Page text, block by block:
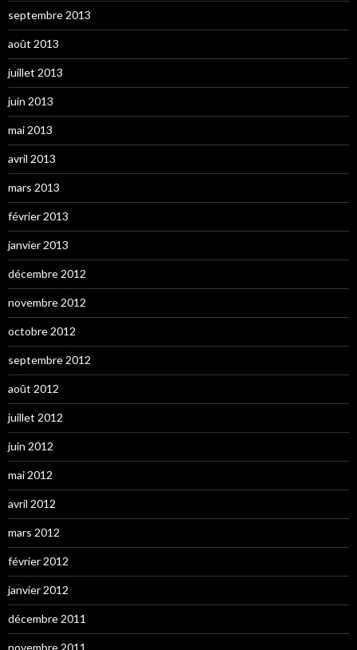
septembre 2013
août 2013
juillet 2013
juin 2013
mai 2013
avril 2013
mars 2013
février 2013
janvier 2013
décembre 2012
novembre 2012
octobre 2012
septembre 2012
août 2012
juillet 2012
juin 2012
mai 2012
avril 2012
mars 2012
février 2012
janvier 2012
décembre 2011
novembre 2011